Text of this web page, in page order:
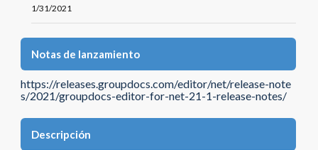
1/31/2021
Notas de lanzamiento
https://releases.groupdocs.com/editor/net/release-note
s/2021/groupdocs-editor-for-net-21-1-release-notes/
Descripción